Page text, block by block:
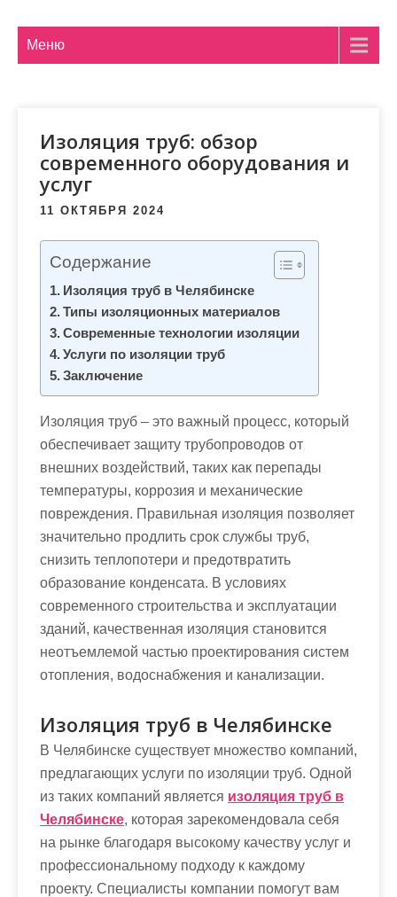
Меню
Изоляция труб: обзор
современного оборудования и
услуг
11 ОКТЯБРЯ 2024
Содержание
Изоляция труб в Челябинске
Типы изоляционных материалов
Современные технологии изоляции
Услуги по изоляции труб
Заключение
Изоляция труб – это важный процесс, который
обеспечивает защиту трубопроводов от
внешних воздействий, таких как перепады
температуры, коррозия и механические
повреждения. Правильная изоляция позволяет
значительно продлить срок службы труб,
снизить теплопотери и предотвратить
образование конденсата. В условиях
современного строительства и эксплуатации
зданий, качественная изоляция становится
неотъемлемой частью проектирования систем
отопления, водоснабжения и канализации.
Изоляция труб в Челябинске
В Челябинске существует множество компаний,
предлагающих услуги по изоляции труб. Одной
из таких компаний является изоляция труб в
Челябинске, которая зарекомендовала себя
на рынке благодаря высокому качеству услуг и
профессиональному подходу к каждому
проекту. Специалисты компании помогут вам